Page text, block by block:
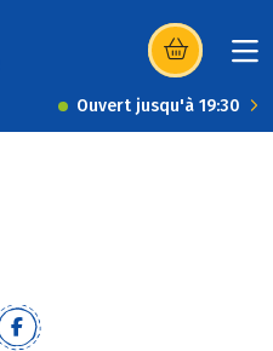
(s’ouvre dans
Ouvert jusqu'à 19:30